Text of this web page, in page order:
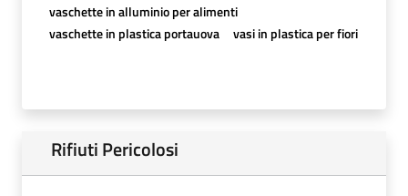
vaschette in alluminio per alimenti
vaschette in plastica portauova
vasi in plastica per fiori
Rifiuti Pericolosi